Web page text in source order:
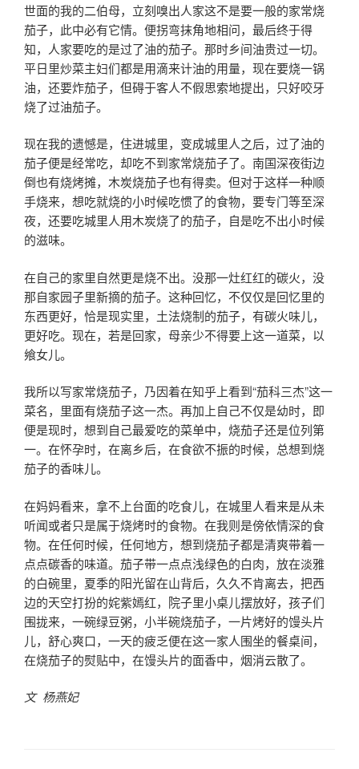
世面的我的二伯母，立刻嗅出人家这不是要一般的家常烧
茄子，此中必有它情。便拐弯抹角地相问，最后终于得
知，人家要吃的是过了油的茄子。那时乡间油贵过一切。
平日里炒菜主妇们都是用滴来计油的用量，现在要烧一锅
油，还要炸茄子，但碍于客人不假思索地提出，只好咬牙
烧了过油茄子。
现在我的遗憾是，住进城里，变成城里人之后，过了油的
茄子便是经常吃，却吃不到家常烧茄子了。南国深夜街边
倒也有烧烤摊，木炭烧茄子也有得卖。但对于这样一种顺
手烧来，想吃就烧的小时候吃惯了的食物，要专门等至深
夜，还要吃城里人用木炭烧了的茄子，自是吃不出小时候
的滋味。
在自己的家里自然更是烧不出。没那一灶红红的碳火，没
那自家园子里新摘的茄子。这种回忆，不仅仅是回忆里的
东西更好，恰是现实里，土法烧制的茄子，有碳火味儿，
更好吃。现在，若是回家，母亲少不得要上这一道菜，以
飨女儿。
我所以写家常烧茄子，乃因着在知乎上看到“茄科三杰”这一
菜名，里面有烧茄子这一杰。再加上自己不仅是幼时，即
便是现时，想到自己最爱吃的菜单中，烧茄子还是位列第
一。在怀孕时，在离乡后，在食欲不振的时候，总想到烧
茄子的香味儿。
在妈妈看来，拿不上台面的吃食儿，在城里人看来是从未
听闻或者只是属于烧烤时的食物。在我则是傍依情深的食
物。在任何时候，任何地方，想到烧茄子都是清爽带着一
点点碳香的味道。茄子带一点点浅绿色的白肉，放在淡雅
的白碗里，夏季的阳光留在山背后，久久不肯离去，把西
边的天空打扮的姹紫嫣红，院子里小桌儿摆放好，孩子们
围拢来，一碗绿豆粥，小半碗烧茄子，一片烤好的馒头片
儿，舒心爽口，一天的疲乏便在这一家人围坐的餐桌间，
在烧茄子的熨贴中，在馒头片的面香中，烟消云散了。
文 杨燕妃